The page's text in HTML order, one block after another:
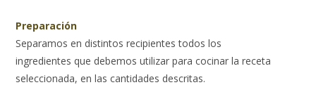
Preparación
Separamos en distintos recipientes todos los
ingredientes que debemos utilizar para cocinar la receta
seleccionada, en las cantidades descritas.